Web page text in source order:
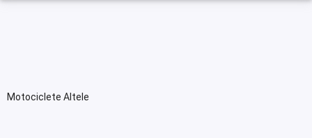
Motociclete Altele